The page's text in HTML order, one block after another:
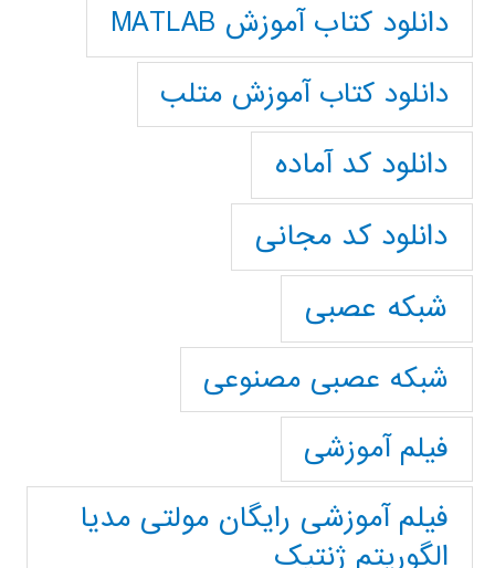
دانلود کتاب آموزش MATLAB
دانلود کتاب آموزش متلب
دانلود کد آماده
دانلود کد مجانی
شبکه عصبی
شبکه عصبی مصنوعی
فیلم آموزشی
فیلم آموزشی رایگان مولتی مدیا
الگوریتم ژنتیک